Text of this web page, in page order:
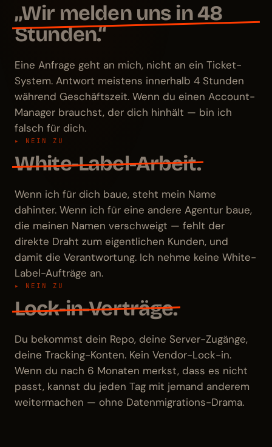
„Wir melden uns in 48
Stunden.“
Eine Anfrage geht an mich, nicht an ein Ticket-
System. Antwort meistens innerhalb 4 Stunden
während Geschäftszeit. Wenn du einen Account-
Manager brauchst, der dich hinhält — bin ich
falsch für dich.
▸ NEIN ZU
White-Label-Arbeit.
Wenn ich für dich baue, steht mein Name
dahinter. Wenn ich für eine andere Agentur baue,
die meinen Namen verschweigt — fehlt der
direkte Draht zum eigentlichen Kunden, und
damit die Verantwortung. Ich nehme keine White-
Label-Aufträge an.
▸ NEIN ZU
Lock-in-Verträge.
Du bekommst dein Repo, deine Server-Zugänge,
deine Tracking-Konten. Kein Vendor-Lock-in.
Wenn du nach 6 Monaten merkst, dass es nicht
passt, kannst du jeden Tag mit jemand anderem
weitermachen — ohne Datenmigrations-Drama.